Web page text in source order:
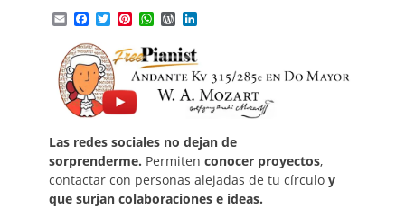
EmailFacebook
TwitterPinterest
WhatsApp
WordPress
Las redes sociales no dejan de
sorprenderme. Permiten conocer proyectos,
contactar con personas alejadas de tu círculo y
que surjan colaboraciones e ideas.